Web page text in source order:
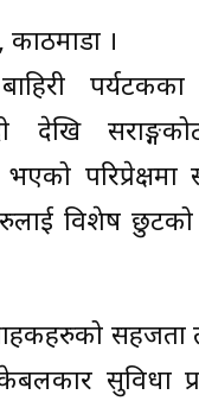
।
पर्यटकका
देखि
विशेष छुटको
सहजता
सुविधा